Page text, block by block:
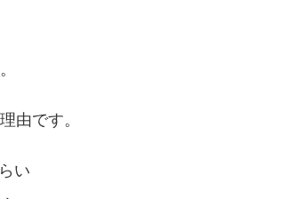
由です。
い